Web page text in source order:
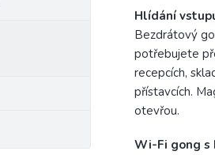
Hlídání
Bezdrátový
potřebujete
recepcích,
přístavcích.
otevřou.
Wi-Fi gong s